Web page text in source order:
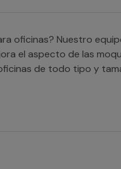
oficinas? Nuestro
el aspecto de las
de todo tipo y